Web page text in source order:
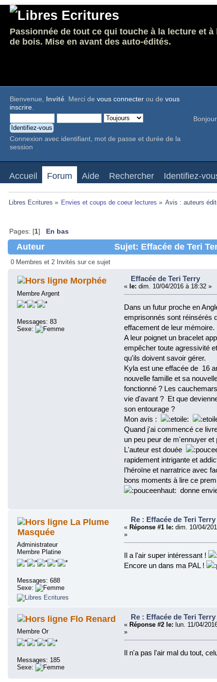
Passionnée de tout ce qui touche à la lecture et
de bois. Mise en avant des auto-édités.
Bienvenue, Invité. Merci de vous connecter ou de vous
inscrire.
Connexion avec identifiant, mot de passe et durée de la
session
Accueil Forum Aide Rechercher Identifiez-
Libres Ecritures » Envies et coups de coeur lectures » Avis : auteurs
Pages: [1] En bas
Auteur Sujet: Effacée de Teri
0 Membres et 2 Invités sur ce sujet
Morphée
Membre Argent
Messages: 83
Sexe:
Effacée de Teri Terry
« le: dim. 10/04/2016 à 18:32 »
Dans un futur proche en
emprisonnés sont réinsérés
effacement de leur mémoire.
A leur poignet un bracelet
empêcher toute agressivité
qu'ils doivent savoir gérer.
Kyla est une effacée de 16
nouvelle famille et sa
fonctionné ? Les
vie d'avant ? Et que
son entourage ?
Mon avis :
Quand j'ai commencé ce
un peu peur de m'ennuyer
L'auteur est douée
rapidement intrigante et
l’héroïne et narratrice avec
bons moments à lire ce
donne
La Plume
Masquée
Administrateur
Membre Platine
Messages: 688
Sexe:
Re : Effacée de Teri Terry
« Réponse #1 le: dim. 10/04/
»
Il a l'air super intéressant !
Encore un dans ma PAL !
Flo Renard
Membre Or
Messages: 185
Sexe:
Re : Effacée de Teri Terry
« Réponse #2 le: lun. 11/04/
»
Il n'a pas l'air mal du tout,